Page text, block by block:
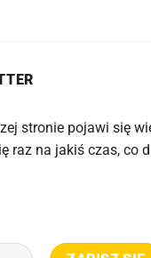
stronie pojawi się
raz na jakiś czas, co